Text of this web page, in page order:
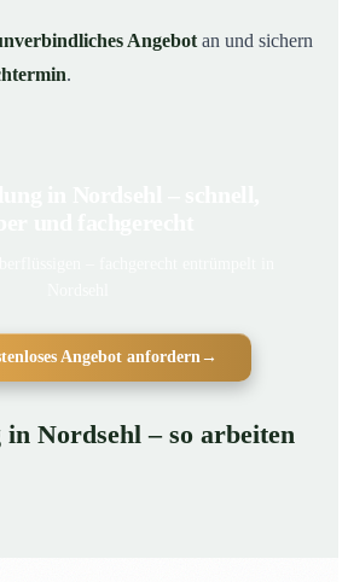
Angebot an und sichern
.
Angebot anfordern →
Nordsehl – so arbeiten